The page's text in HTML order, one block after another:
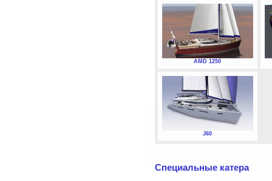
AMD 1250
J60
Специальные катера